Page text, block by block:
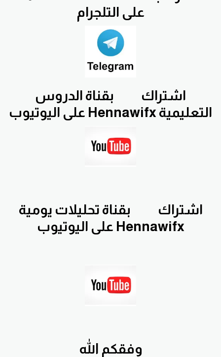
على التلجرام
اشتراك
بقناة الدروس
التعليمية Hennawifx على اليوتيوب
اشتراك
بقناة تحليلات يومية
Hennawifx على اليوتيوب
وفقكم الله